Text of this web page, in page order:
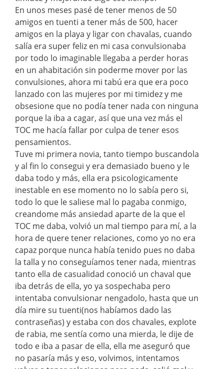
En unos meses pasé de tener menos de 50
amigos en tuenti a tener más de 500, hacer
amigos en la playa y ligar con chavalas, cuando
salía era super feliz en mi casa convulsionaba
por todo lo imaginable llegaba a perder horas
en un ahabitación sin poderme mover por las
convulsiones, ahora mi tabú era que era poco
lanzado con las mujeres por mi timidez y me
obsesione que no podía tener nada con ninguna
porque la iba a cagar, así que una vez más el
TOC me hacía fallar por culpa de tener esos
pensamientos.
Tuve mi primera novia, tanto tiempo buscandola
y al fin lo consegui y era demasiado bueno y le
daba todo y más, ella era psicologicamente
inestable en ese momento no lo sabía pero si,
todo lo que le saliese mal lo pagaba conmigo,
creandome más ansiedad aparte de la que el
TOC me daba, volvió un mal tiempo para mí, a la
hora de quere tener relaciones, como yo no era
capaz porque nunca había tenido pues no daba
la talla y no conseguíamos tener nada, mientras
tanto ella de casualidad conoció un chaval que
iba detrás de ella, yo ya sospechaba pero
intentaba convulsionar nengadolo, hasta que un
día mire su tuenti(nos habíamos dado las
contraseñas) y estaba con dos chavales, explote
de rabia, me sentía como una mierda, le dije de
todo e iba a pasar de ella, ella me aseguró que
no pasaría más y eso, volvimos, intentamos